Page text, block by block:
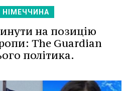
НІМЕЧЧИНА
на позицію
The Guardian
політика.